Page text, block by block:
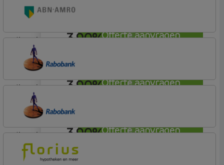
Offerte aanvragen
3,90%
Offerte aanvragen
Woning
lineair
3,90%
Offerte aanvragen
ABN AMRO Bank
Woning (Incl. Korting)
lineair
3,90%
Rabobank Spaarbank
Plusvoorwaarden (Incl. Korting)
lineair
Rabobank Spaarbank
Plusvoorwaarden